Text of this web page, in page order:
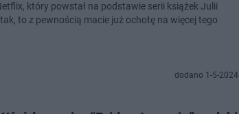
który powstał na podstawie serii książek Julii
więcej tego
dodano 1-5-2024